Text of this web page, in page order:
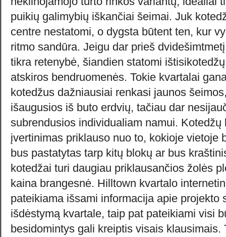
puikių galimybių iškančiai šeimai. Juk
centre nestatomi, o dygsta būtent ten, kur
ritmo sandūra. Jeigu dar prieš
tikra retenybė, šiandien statomi
atskiros bendruomenės. Tokie kvartalai
kotedžus dažniausiai renkasi jaunos
išaugusios iš buto erdvių, tačiau dar
subrendusios individualiam namui.
įvertinimas priklauso nuo to, kokioje vietoje
bus pastatytas tarp kitų blokų ar bus
kotedžai turi daugiau priklausančios žolės
kaina brangesnė. Hilltown kvartalo
pateikiama išsami informacija apie projekto
išdėstymą kvartale, taip pat pateikiami visi
besidomintys gali kreiptis visais klausimais.